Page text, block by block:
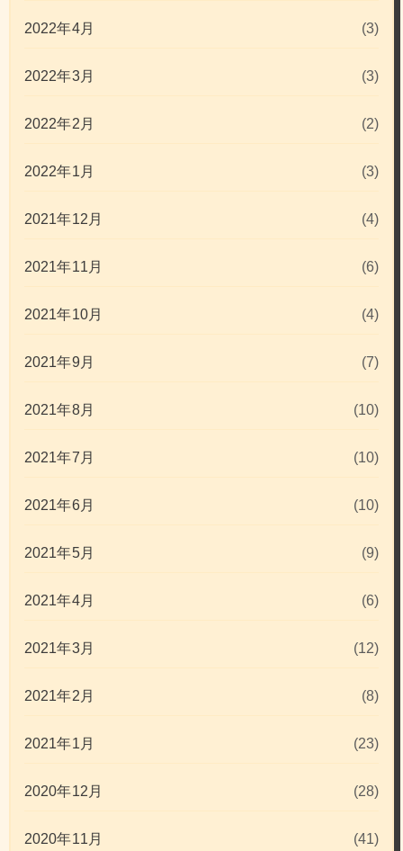
2022年4月 (3)
2022年3月 (3)
2022年2月 (2)
2022年1月 (3)
2021年12月 (4)
2021年11月 (6)
2021年10月 (4)
2021年9月 (7)
2021年8月 (10)
2021年7月 (10)
2021年6月 (10)
2021年5月 (9)
2021年4月 (6)
2021年3月 (12)
2021年2月 (8)
2021年1月 (23)
2020年12月 (28)
2020年11月 (41)